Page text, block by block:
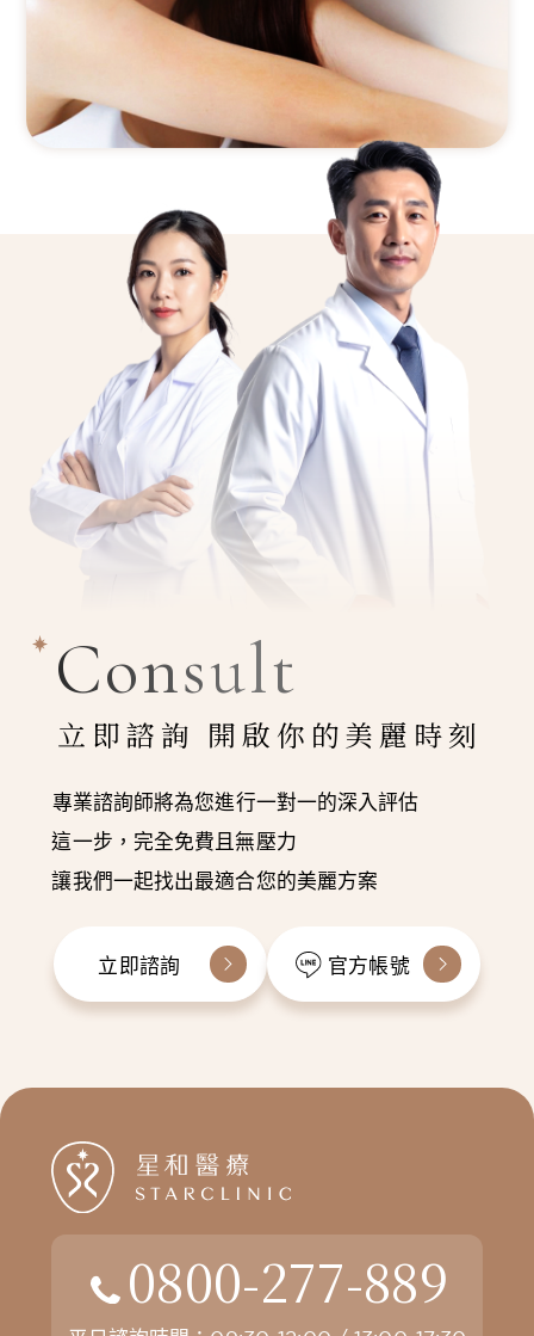
Consult
立即諮詢 開啟你的美麗時刻
專業諮詢師將為您進行一對一的深入評估
這一步，完全免費且無壓力
讓我們一起找出最適合您的美麗方案
立即諮詢 官方帳號
0800-277-889